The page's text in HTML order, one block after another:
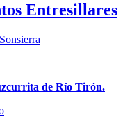
Entresillares
de Río Tirón.